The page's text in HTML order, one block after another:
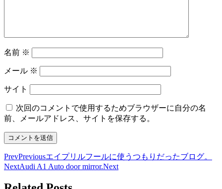
名前 ※
メール ※
サイト
次回のコメントで使用するためブラウザーに自分の名
前、メールアドレス、サイトを保存する。
PrevPreviousエイプリルフールに使うつもりだったブログ。
NextAudi A1 Auto door mirror.Next